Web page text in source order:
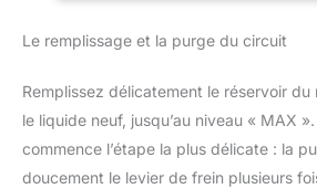
Le remplissage et la purge du circuit
Remplissez délicatement le réservoir
le liquide neuf, jusqu’au niveau « MAX
commence l’étape la plus délicate : la
doucement le levier de frein plusieurs